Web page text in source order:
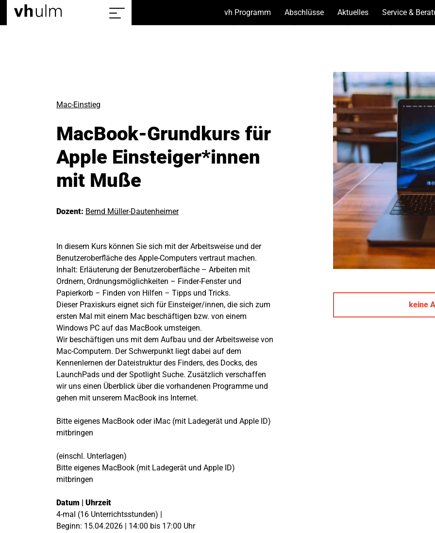
Sitemap
vh Programm (Unterseiten
Abschlüsse(Unterseiten
Aktuelles(Unterseiten
Service &
Mac-Einstieg
MacBook-Grundkurs für
Apple Einsteiger*innen
mit Muße
Dozent: Bernd Müller-Dautenheimer
In diesem Kurs können Sie sich mit der Arbeitsweise und der
Benutzeroberfläche des Apple-Computers vertraut machen.
Inhalt: Erläuterung der Benutzeroberfläche – Arbeiten mit
Ordnern, Ordnungsmöglichkeiten – Finder-Fenster und
Papierkorb – Finden von Hilfen – Tipps und Tricks.
Dieser Praxiskurs eignet sich für Einsteiger/innen, die sich zum
ersten Mal mit einem Mac beschäftigen bzw. von einem
Windows PC auf das MacBook umsteigen.
Wir beschäftigen uns mit dem Aufbau und der Arbeitsweise von
Mac-Computern. Der Schwerpunkt liegt dabei auf dem
Kennenlernen der Dateistruktur des Finders, des Docks, des
LaunchPads und der Spotlight Suche. Zusätzlich verschaffen
wir uns einen Überblick über die vorhandenen Programme und
gehen mit unserem MacBook ins Internet.
Bitte eigenes MacBook oder iMac (mit Ladegerät und Apple ID)
mitbringen
(einschl. Unterlagen)
Bitte eigenes MacBook (mit Ladegerät und Apple ID)
mitbringen
Datum | Uhrzeit
4-mal (16 Unterrichtsstunden) |
Beginn: 15.04.2026 | 14:00 bis 17:00 Uhr
keine